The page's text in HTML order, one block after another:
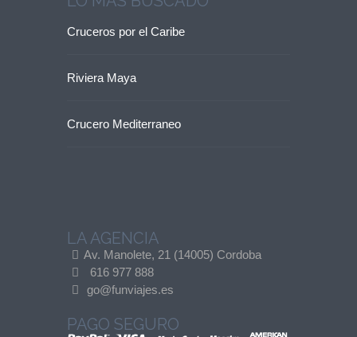
Cruceros por el Caribe
Riviera Maya
Crucero Mediterraneo
LA AGENCIA
Av. Manolete, 21 (14005) Cordoba
616 977 888
go@funviajes.es
PAGO SEGURO